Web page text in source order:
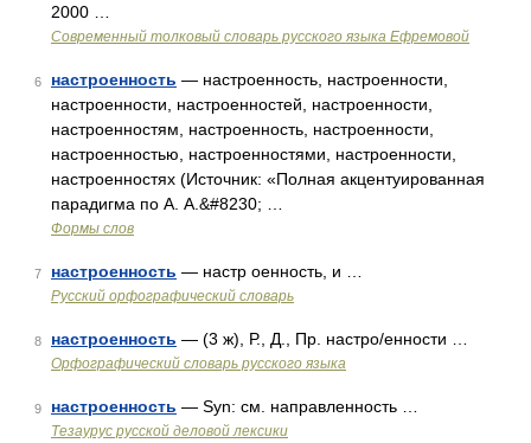
2000 …
Современный толковый словарь русского языка Ефремовой
6 настроенность — настроенность, настроенности,
настроенности, настроенностей, настроенности,
настроенностям, настроенность, настроенности,
настроенностью, настроенностями, настроенности,
настроенностях (Источник: «Полная акцентуированная
парадигма по А. А.&#8230; …
Формы слов
7 настроенность — настр оенность, и …
Русский орфографический словарь
8 настроенность — (3 ж), Р., Д., Пр. настро/енности …
Орфографический словарь русского языка
9 настроенность — Syn: см. направленность …
Тезаурус русской деловой лексики